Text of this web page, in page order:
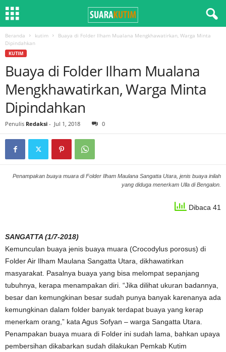
Beranda kutim
Buaya di Folder Ilham Mualana Mengkhawatirkan, Warga Minta
Dipindahkan
KUTIM
Buaya di Folder Ilham Mualana
Mengkhawatirkan, Warga Minta
Dipindahkan
Penulis Redaksi - Jul 1, 2018 0
Penampakan buaya muara di Folder Ilham Maulana Sangatta Utara, jenis buaya inilah
yang diduga menerkam Ulla di Bengalon.
Dibaca 41
SANGATTA (1/7-2018)
Kemunculan buaya jenis buaya muara (Crocodylus porosus) di
Folder Air Ilham Maulana Sangatta Utara, dikhawatirkan
masyarakat. Pasalnya buaya yang bisa melompat sepanjang
tubuhnya, kerapa menampakan diri. “Jika dilihat ukuran badannya,
besar dan kemungkinan besar sudah punya banyak karenanya ada
kemungkinan dalam folder banyak terdapat buaya yang kerap
menerkam orang,” kata Agus Sofyan – warga Sangatta Utara.
Penampakan buaya muara di Folder ini sudah lama, bahkan upaya
pembersihan dikabarkan sudah dilakukan Pemkab Kutim